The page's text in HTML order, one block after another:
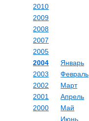
2010
2009
2008
2007
2005
2004
Январь
Февраль
Март
Апрель
Май
Июнь
2003
2002
2001
2000